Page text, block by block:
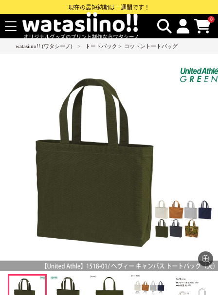
現在の最短納期は一週間です！
0
watasiino!! (ワタシーノ) トートバック ＞ コットントートバッグ